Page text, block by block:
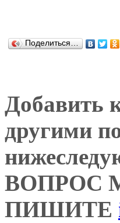
Поделиться…
Добавить
другими
ВОПРОС
ПИШИТЕ